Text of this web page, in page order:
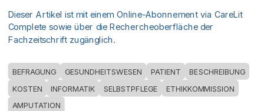
Dieser Artikel ist mit einem Online-Abonnement via CareLit
Complete sowie über die Rechercheoberfläche der
Fachzeitschrift zugänglich.
BEFRAGUNG GESUNDHEITSWESEN PATIENT BESCHREIBUNG
KOSTEN INFORMATIK SELBSTPFLEGE ETHIKKOMMISSION
AMPUTATION